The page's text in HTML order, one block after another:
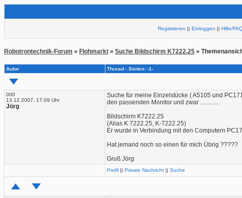
Registrieren || Einloggen || Hilfe/
Robotrontechnik-Forum » Flohmarkt » Suche Bildschirm K7222.25 »
Autor Thread - Seiten: -1-
000
13.12.2007, 17:09 Uhr
Jörg
Suche für meine Einzelstücke ( A5105 und
den passenden Monitor und zwar ............
Bildschirm K7222.25
(Alias K 7222.25, K-7222.25)
Er wurde in Verbindung mit den Computern
Hat jemand noch so einen für mich Übrig ?????
Gruß Jörg
Profil || Private Nachricht || Suche